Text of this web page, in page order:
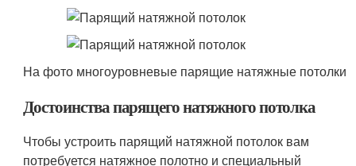
На фото многоуровневые парящие натяжные потолки
Достоинства парящего натяжного потолка
Чтобы устроить парящий натяжной потолок вам
потребуется натяжное полотно и специальный